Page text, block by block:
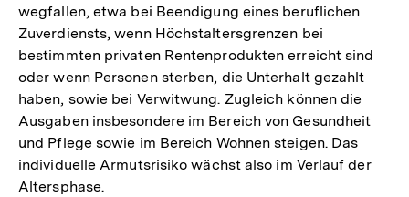
wegfallen, etwa bei Beendigung eines beruflichen
Zuverdiensts, wenn Höchstaltersgrenzen bei
bestimmten privaten Rentenprodukten erreicht sind
oder wenn Personen sterben, die Unterhalt gezahlt
haben, sowie bei Verwitwung. Zugleich können die
Ausgaben insbesondere im Bereich von Gesundheit
und Pflege sowie im Bereich Wohnen steigen. Das
individuelle Armutsrisiko wächst also im Verlauf der
Altersphase.